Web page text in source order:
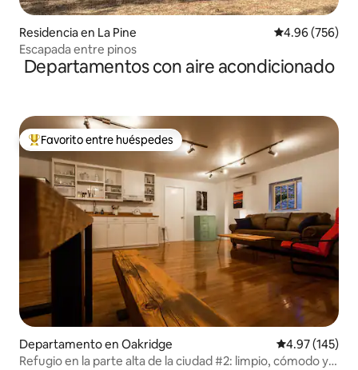
Residencia en La Pine Calificación
4.96 (756)
Escapada entre pinos
Departamentos con aire acondicionado
De los mejores en Favorito entre huéspedes
Favorito entre huéspedes
Departamento en Oakridge Calificación
4.97 (145)
Refugio en la parte alta de la ciudad #2: limpio, cómodo y